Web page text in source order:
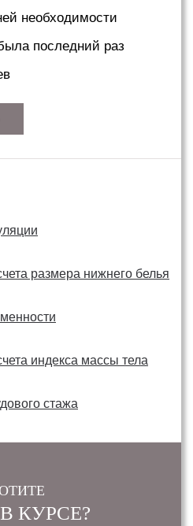
необходимости
последний раз
размера нижнего белья
индекса массы тела
стажа
КУРСЕ?